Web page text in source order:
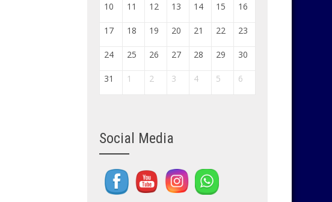
10 11 12 13 14 15 16
17 18 19 20 21 22 23
24 25 26 27 28 29 30
31 1 2 3 4 5 6
Social Media
Set Youtube Channel ID